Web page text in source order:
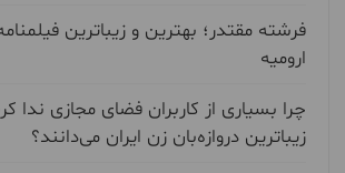
فرشته مقتدر؛ بهترین و زیباترین
ارومیه
چرا بسیاری از کاربران فضای مجازی ندا
زیباترین دروازه‌بان زن ایران می‌دانند؟